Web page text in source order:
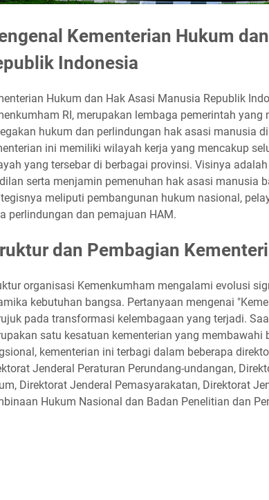
Kementerian Hukum
Indonesia
Hukum dan Hak Asasi Manusia Republik
RI, merupakan lembaga pemerintah
hukum dan perlindungan hak asasi manusia
ini memiliki wilayah kerja yang mencakup
yang tersebar di berbagai provinsi. Visinya
serta menjamin pemenuhan hak asasi manusia
meliputi pembangunan hukum nasional,
perlindungan dan pemajuan HAM.
dan Pembagian
organisasi Kemenkumham mengalami evolusi
kebutuhan bangsa. Pertanyaan mengenai
pada transformasi kelembagaan yang terjadi.
satu kesatuan kementerian yang membawahi
kementerian ini terbagi dalam beberapa
Jenderal Peraturan Perundang-undangan,
Direktorat Jenderal Pemasyarakatan, Direktorat
Hukum Nasional dan Badan Penelitian dan